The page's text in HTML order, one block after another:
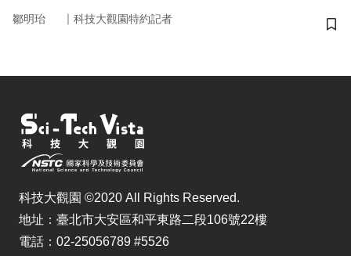
鄒明珆 ｜ 科技大觀園特約記者
儲
科技大觀園 ©2020 All Rights Reserved.
地址：臺北市大安區和平東路二段106號22樓
電話：02-25056789 #5526